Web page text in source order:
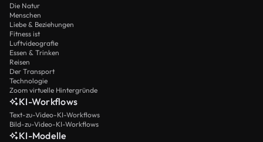
Die Natur
Menschen
Liebe & Beziehungen
Fitness ist
Luftvideografie
Essen & Trinken
Reisen
Der Transport
Technologie
Zoom virtuelle Hintergründe
KI-Workflows
Text-zu-Video-KI-Workflows
Bild-zu-Video-KI-Workflows
KI-Modelle